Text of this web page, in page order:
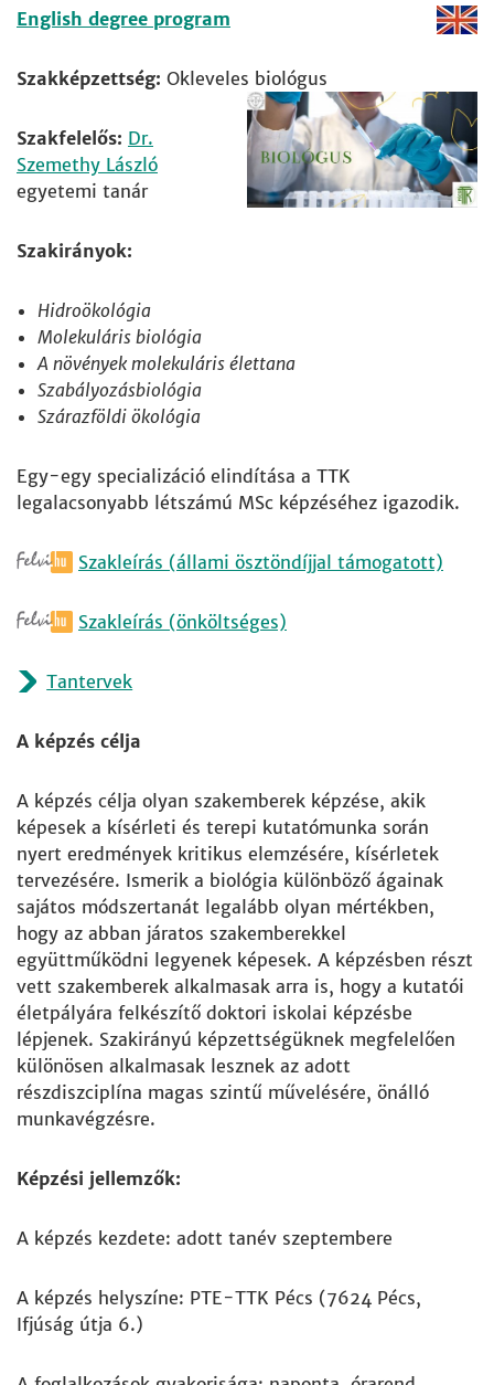
English degree program
Szakképzettség: Okleveles biológus
Szakfelelős: Dr.
Szemethy László
egyetemi tanár
Szakirányok:
Hidroökológia
Molekuláris biológia
A növények molekuláris élettana
Szabályozásbiológia
Szárazföldi ökológia
Egy-egy specializáció elindítása a TTK
legalacsonyabb létszámú MSc képzéséhez igazodik.
Szakleírás (állami ösztöndíjjal támogatott)
Szakleírás (önköltséges)
Tantervek
A képzés célja
A képzés célja olyan szakemberek képzése, akik
képesek a kísérleti és terepi kutatómunka során
nyert eredmények kritikus elemzésére, kísérletek
tervezésére. Ismerik a biológia különböző ágainak
sajátos módszertanát legalább olyan mértékben,
hogy az abban járatos szakemberekkel
együttműködni legyenek képesek. A képzésben részt
vett szakemberek alkalmasak arra is, hogy a kutatói
életpályára felkészítő doktori iskolai képzésbe
lépjenek. Szakirányú képzettségüknek megfelelően
különösen alkalmasak lesznek az adott
részdiszciplína magas szintű művelésére, önálló
munkavégzésre.
Képzési jellemzők:
A képzés kezdete: adott tanév szeptembere
A képzés helyszíne: PTE-TTK Pécs (7624 Pécs,
Ifjúság útja 6.)